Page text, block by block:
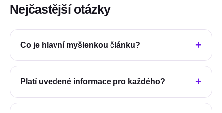
Nejčastější otázky
Co je hlavní myšlenkou článku?
Platí uvedené informace pro každého?